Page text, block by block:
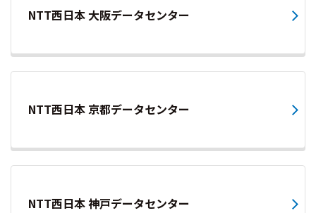
NTT西日本 大阪データセンター
NTT西日本 京都データセンター
NTT西日本 神戸データセンター